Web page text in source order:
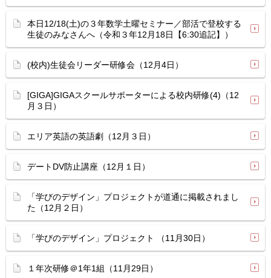
本日12/18(土)の３年数学土曜セミナー／部活で登校する
生徒のみなさんへ（令和３年12月18日【6:30追記】）
(校内)生徒会リーダー研修会（12月4日）
[GIGA]GIGAスクールサポーターによる校内研修(4)（12
月３日）
エリア英語の英語劇（12月３日）
デートDV防止講座（12月１日）
「学びのデザイン」プロジェクトが道通に掲載されまし
た（12月２日）
「学びのデザイン」プロジェクト （11月30日）
１年次研修＠1年1組（11月29日）